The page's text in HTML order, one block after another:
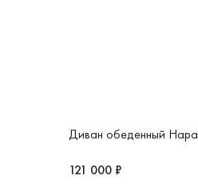
Диван обеденный Нара
121 000 ₽